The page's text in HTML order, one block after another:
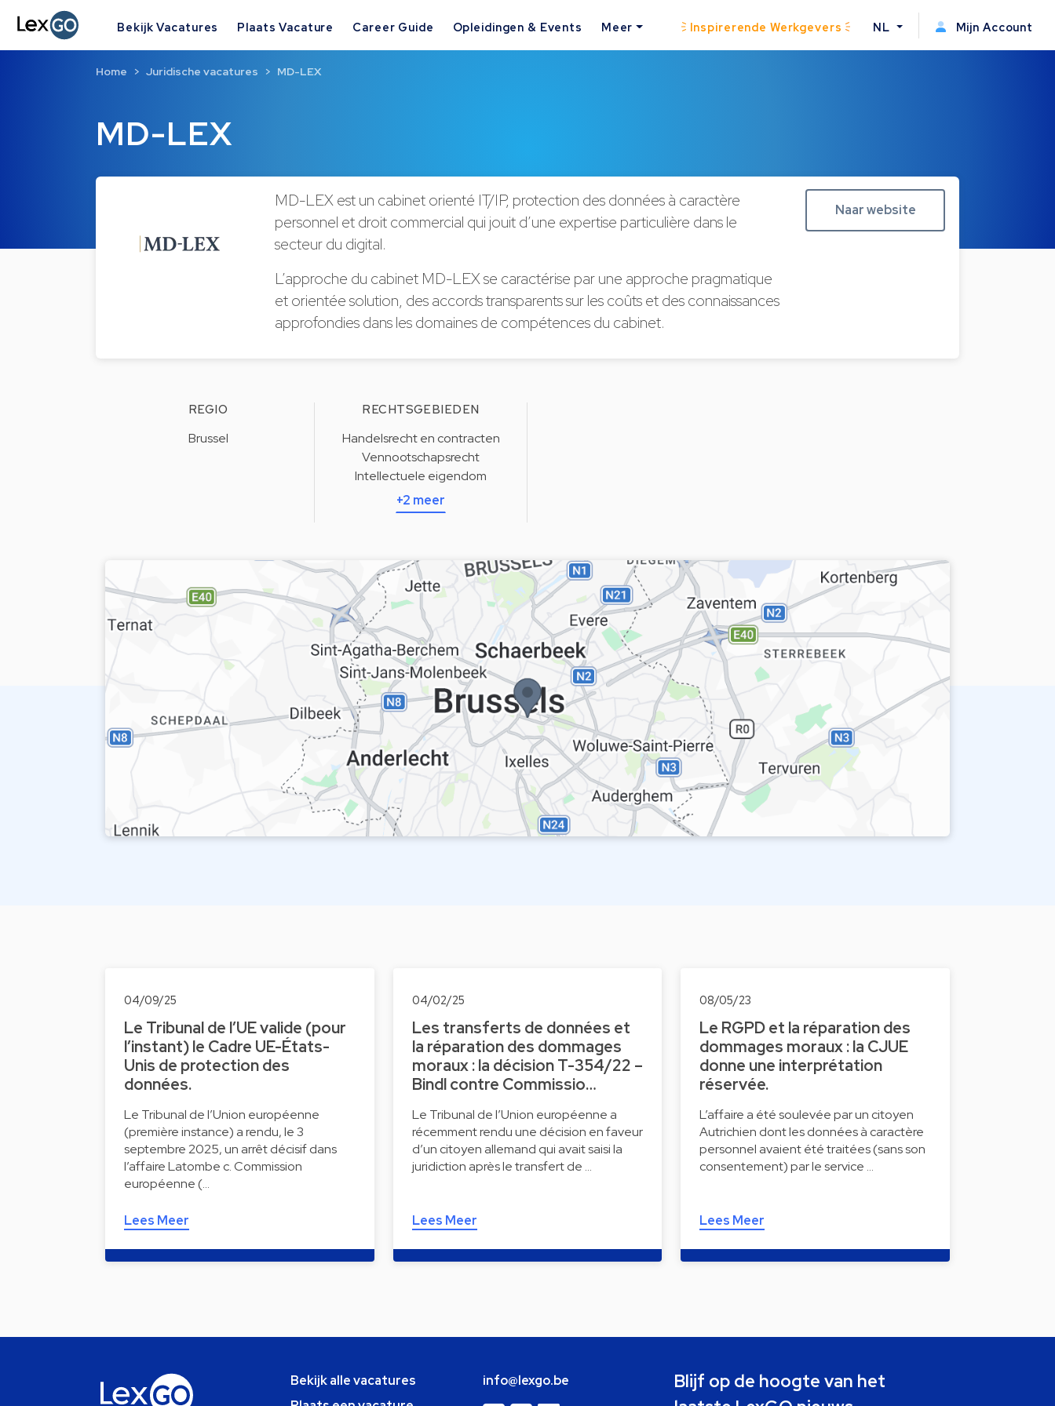
Bekijk Vacatures Plaats Vacature Career Guide Opleidingen & Events Meer Inspirerende Werkgevers NL Mijn Account
MD-LEX
Home Juridische vacatures MD-LEX
MD-LEX est un cabinet orienté IT/IP, protection des données à caractère
personnel et droit commercial qui jouit d’une expertise particulière dans le
secteur du digital.
L’approche du cabinet MD-LEX se caractérise par une approche pragmatique
et orientée solution, des accords transparents sur les coûts et des connaissances
approfondies dans les domaines de compétences du cabinet.
Naar website
REGIO
Brussel
RECHTSGEBIEDEN
Handelsrecht en contracten
Vennootschapsrecht
Intellectuele eigendom
+2 meer
04/09/25
Le Tribunal de l’UE valide (pour
l’instant) le Cadre UE-États-
Unis de protection des
données.
Le Tribunal de l’Union européenne
(première instance) a rendu, le 3
septembre 2025, un arrêt décisif dans
l’affaire Latombe c. Commission
européenne (…
Lees Meer
04/02/25
Les transferts de données et
la réparation des dommages
moraux : la décision T-354/22 –
Bindl contre Commissio…
Le Tribunal de l’Union européenne a
récemment rendu une décision en faveur
d’un citoyen allemand qui avait saisi la
juridiction après le transfert de …
Lees Meer
08/05/23
Le RGPD et la réparation des
dommages moraux : la CJUE
donne une interprétation
réservée.
L’affaire a été soulevée par un citoyen
Autrichien dont les données à caractère
personnel avaient été traitées (sans son
consentement) par le service …
Lees Meer
Bekijk alle vacatures
info@lexgo.be
Blijf op de hoogte van het